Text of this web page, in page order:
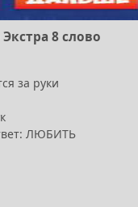
8 слово
за руки
ЛЮБИТЬ